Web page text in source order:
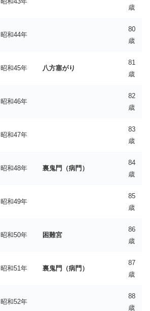
歳
昭和44年
80
歳
昭和45年 八方塞がり
81
歳
昭和46年
82
歳
昭和47年
83
歳
昭和48年 裏鬼門（病門）
84
歳
昭和49年
85
歳
昭和50年 困難宮
86
歳
昭和51年 裏鬼門（病門）
87
歳
昭和52年
88
歳